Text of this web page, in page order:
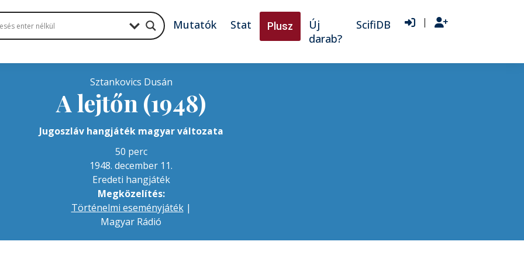
Mutatók Stat Plusz
Új
darab?
ScifiDB |
Sztankovics Dusán
A lejtőn (1948)
Jugoszláv hangjáték magyar változata
50 perc
1948. december 11.
Eredeti hangjáték
Megközelítés:
Történelmi eseményjáték|
Magyar Rádió